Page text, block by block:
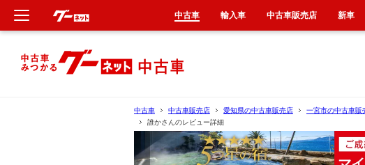
中古車 中古車販売店 愛知県の中古車販売店 一宮市の中古車販
誰かさんのレビュー詳細
中古車 輸入車 中古車販売店 新車
新車